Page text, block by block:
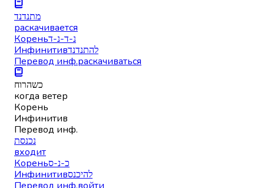
מתנדנד
раскачивается
Кореньנ-ד-נ-ד
Инфинитивלהתנדנד
Перевод инф.раскачиваться
כשהרוח
когда ветер
Корень
Инфинитив
Перевод инф.
נכנסת
входит
Кореньכ-נ-ס
Инфинитивלהיכנס